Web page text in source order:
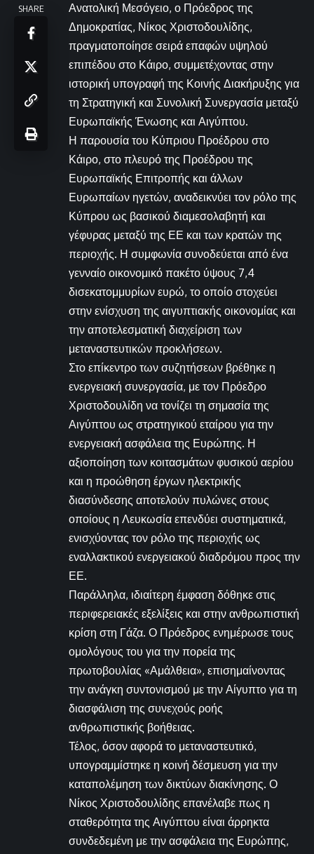
SHARE
Ανατολική Μεσόγειο, ο Πρόεδρος της
Δημοκρατίας, Νίκος Χριστοδουλίδης,
πραγματοποίησε σειρά επαφών υψηλού
επιπέδου στο Κάιρο, συμμετέχοντας στην
ιστορική υπογραφή της Κοινής Διακήρυξης για
τη Στρατηγική και Συνολική Συνεργασία μεταξύ
Ευρωπαϊκής Ένωσης και Αιγύπτου.
Η παρουσία του Κύπριου Προέδρου στο
Κάιρο, στο πλευρό της Προέδρου της
Ευρωπαϊκής Επιτροπής και άλλων
Ευρωπαίων ηγετών, αναδεικνύει τον ρόλο της
Κύπρου ως βασικού διαμεσολαβητή και
γέφυρας μεταξύ της ΕΕ και των κρατών της
περιοχής. Η συμφωνία συνοδεύεται από ένα
γενναίο οικονομικό πακέτο ύψους 7,4
δισεκατομμυρίων ευρώ, το οποίο στοχεύει
στην ενίσχυση της αιγυπτιακής οικονομίας και
την αποτελεσματική διαχείριση των
μεταναστευτικών προκλήσεων.
Στο επίκεντρο των συζητήσεων βρέθηκε η
ενεργειακή συνεργασία, με τον Πρόεδρο
Χριστοδουλίδη να τονίζει τη σημασία της
Αιγύπτου ως στρατηγικού εταίρου για την
ενεργειακή ασφάλεια της Ευρώπης. Η
αξιοποίηση των κοιτασμάτων φυσικού αερίου
και η προώθηση έργων ηλεκτρικής
διασύνδεσης αποτελούν πυλώνες στους
οποίους η Λευκωσία επενδύει συστηματικά,
ενισχύοντας τον ρόλο της περιοχής ως
εναλλακτικού ενεργειακού διαδρόμου προς την
ΕΕ.
Παράλληλα, ιδιαίτερη έμφαση δόθηκε στις
περιφερειακές εξελίξεις και στην ανθρωπιστική
κρίση στη Γάζα. Ο Πρόεδρος ενημέρωσε τους
ομολόγους του για την πορεία της
πρωτοβουλίας «Αμάλθεια», επισημαίνοντας
την ανάγκη συντονισμού με την Αίγυπτο για τη
διασφάλιση της συνεχούς ροής
ανθρωπιστικής βοήθειας.
Τέλος, όσον αφορά το μεταναστευτικό,
υπογραμμίστηκε η κοινή δέσμευση για την
καταπολέμηση των δικτύων διακίνησης. Ο
Νίκος Χριστοδουλίδης επανέλαβε πως η
σταθερότητα της Αιγύπτου είναι άρρηκτα
συνδεδεμένη με την ασφάλεια της Ευρώπης,